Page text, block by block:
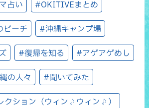
占い #OKITIVEまとめ
ビーチ #沖縄キャンプ場
#復帰を知る #アゲアゲめし
の人々 #聞いてみた
クション（ウィン♪ウィン♪）